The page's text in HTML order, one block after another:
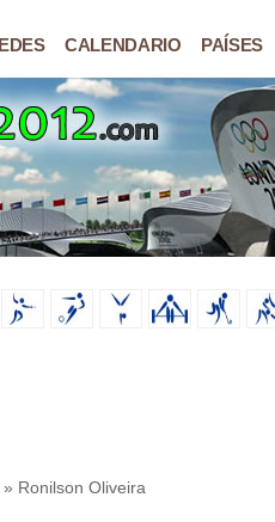
CALENDARIO PAÍSES
» Ronilson Oliveira